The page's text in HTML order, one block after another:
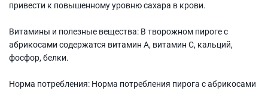
привести к повышенному уровню сахара в крови.
Витамины и полезные вещества: В творожном пироге с
абрикосами содержатся витамин A, витамин С, кальций,
фосфор, белки.
Норма потребления: Норма потребления пирога с абрикосами